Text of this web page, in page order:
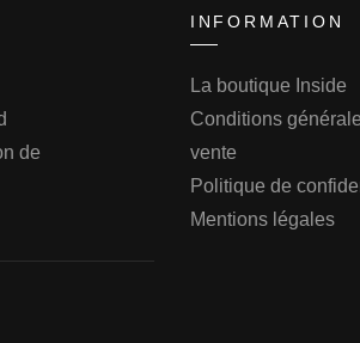
de
INFORMATION
La boutique Inside
Conditions
vente
Politique de
Mentions légales